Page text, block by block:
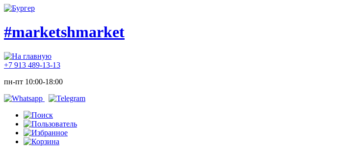
#marketshmarket
+7 913 489-13-13
пн-пт 10:00-18:00